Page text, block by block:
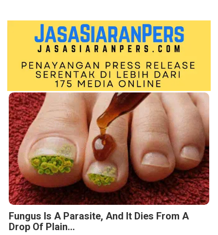
Fungus Is A Parasite, And It Dies From A
Drop Of Plain...